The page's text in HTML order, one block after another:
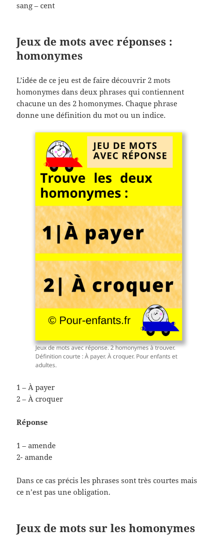
sang – cent
Jeux de mots avec réponses :
homonymes
L’idée de ce jeu est de faire découvrir 2 mots
homonymes dans deux phrases qui contiennent
chacune un des 2 homonymes. Chaque phrase
donne une définition du mot ou un indice.
Jeux de mots avec réponse. 2 homonymes à trouver.
Définition courte : À payer. À croquer. Pour enfants et
adultes.
1 – À payer
2 – À croquer
Réponse
1 – amende
2- amande
Dans ce cas précis les phrases sont très courtes mais
ce n’est pas une obligation.
Jeux de mots sur les homonymes